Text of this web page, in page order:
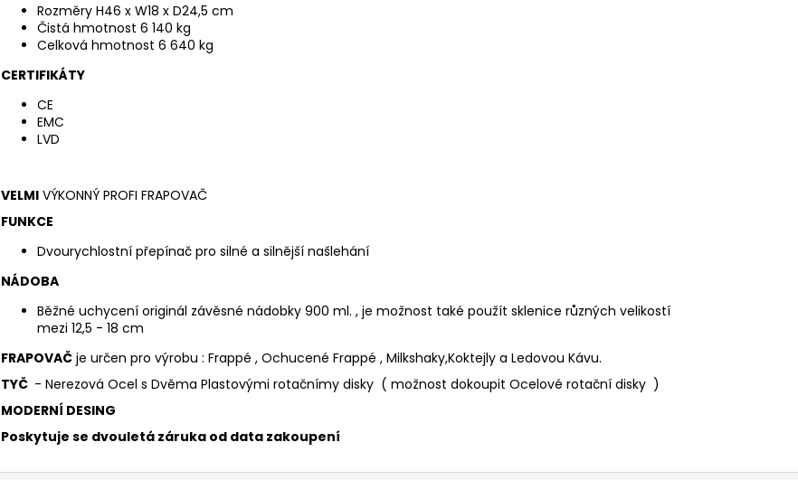
Rozměry H46 x W18 x D24,5 cm
Čistá hmotnost 6 140 kg
Celková hmotnost 6 640 kg
CERTIFIKÁTY
CE
EMC
LVD
VELMI VÝKONNÝ PROFI FRAPOVAČ
FUNKCE
Dvourychlostní přepínač pro silné a silnější našlehání
NÁDOBA
Běžné uchycení originál závěsné nádobky 900 ml. , je možnost také použít sklenice různých velikostí
mezi 12,5 - 18 cm
FRAPOVAČ je určen pro výrobu : Frappé , Ochucené Frappé , Milkshaky,Koktejly a Ledovou Kávu.
TYČ - Nerezová Ocel s Dvěma Plastovými rotačnímy disky ( možnost dokoupit Ocelové rotační disky )
MODERNÍ DESING
Poskytuje se dvouletá záruka od data zakoupení